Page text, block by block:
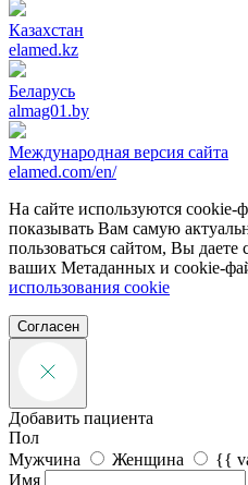
Казахстан
elamed.kz
Беларусь
almag01.by
Международная версия сайта
elamed.com/en/
На сайте используются
показывать Вам самую
пользоваться сайтом, Вы даете
ваших Метаданных и cookie-
использования cookie
Согласен
Добавить пациента
Пол
Мужчина
Женщина
{{
Имя